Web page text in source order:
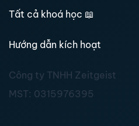
Tất cả khoá học 📖
Hướng dẫn kích hoạt
Công ty TNHH Zeitgeist
MST: 0315976395